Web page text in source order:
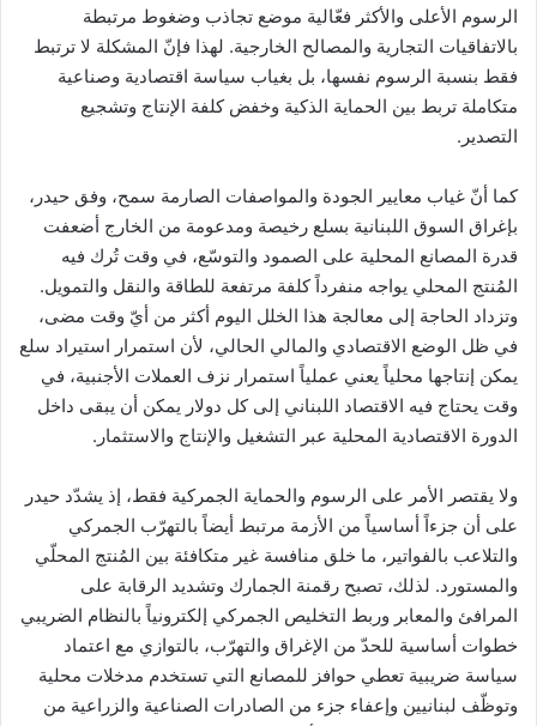
الرسوم الأعلى والأكثر فعّالية موضع تجاذب وضغوط مرتبطة
بالاتفاقيات التجارية والمصالح الخارجية. لهذا فإنّ المشكلة لا ترتبط
فقط بنسبة الرسوم نفسها، بل بغياب سياسة اقتصادية وصناعية
متكاملة تربط بين الحماية الذكية وخفض كلفة الإنتاج وتشجيع
التصدير.
كما أنّ غياب معايير الجودة والمواصفات الصارمة سمح، وفق حيدر،
بإغراق السوق اللبنانية بسلع رخيصة ومدعومة من الخارج أضعفت
قدرة المصانع المحلية على الصمود والتوسّع، في وقت تُرك فيه
المُنتج المحلي يواجه منفرداً كلفة مرتفعة للطاقة والنقل والتمويل.
وتزداد الحاجة إلى معالجة هذا الخلل اليوم أكثر من أيّ وقت مضى،
في ظل الوضع الاقتصادي والمالي الحالي، لأن استمرار استيراد سلع
يمكن إنتاجها محلياً يعني عملياً استمرار نزف العملات الأجنبية، في
وقت يحتاج فيه الاقتصاد اللبناني إلى كل دولار يمكن أن يبقى داخل
الدورة الاقتصادية المحلية عبر التشغيل والإنتاج والاستثمار.
ولا يقتصر الأمر على الرسوم والحماية الجمركية فقط، إذ يشدّد حيدر
على أن جزءاً أساسياً من الأزمة مرتبط أيضاً بالتهرّب الجمركي
والتلاعب بالفواتير، ما خلق منافسة غير متكافئة بين المُنتج المحلّي
والمستورد. لذلك، تصبح رقمنة الجمارك وتشديد الرقابة على
المرافئ والمعابر وربط التخليص الجمركي إلكترونياً بالنظام الضريبي
خطوات أساسية للحدّ من الإغراق والتهرّب، بالتوازي مع اعتماد
سياسة ضريبية تعطي حوافز للمصانع التي تستخدم مدخلات محلية
وتوظّف لبنانيين وإعفاء جزء من الصادرات الصناعية والزراعية من